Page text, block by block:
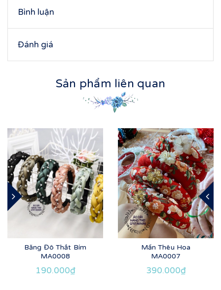
Bình luận
Đánh giá
Sản phẩm liên quan
Băng Đô Thắt Bím
MA0008
190.000₫
Mấn Thêu Hoa
MA0007
390.000₫